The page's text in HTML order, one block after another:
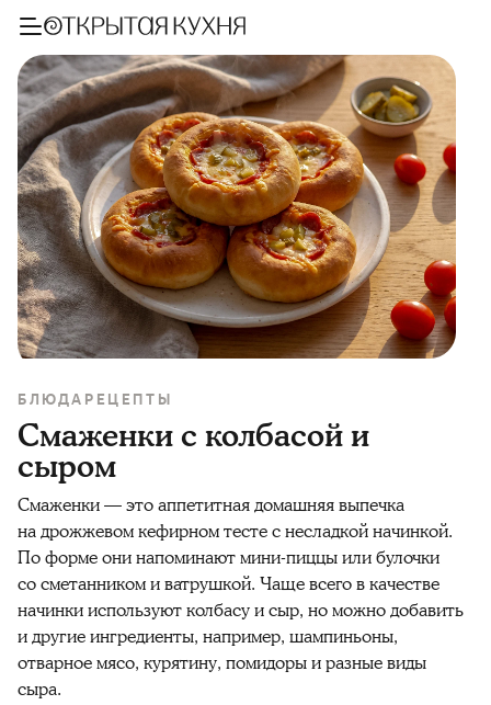
БЛЮДА РЕЦЕПТЫ
Смаженки с колбасой и
сыром
Смаженки — это аппетитная домашняя выпечка
на дрожжевом кефирном тесте с несладкой начинкой.
По форме они напоминают мини-пиццы или булочки
со сметанником и ватрушкой. Чаще всего в качестве
начинки используют колбасу и сыр, но можно добавить
и другие ингредиенты, например, шампиньоны,
отварное мясо, курятину, помидоры и разные виды
сыра.